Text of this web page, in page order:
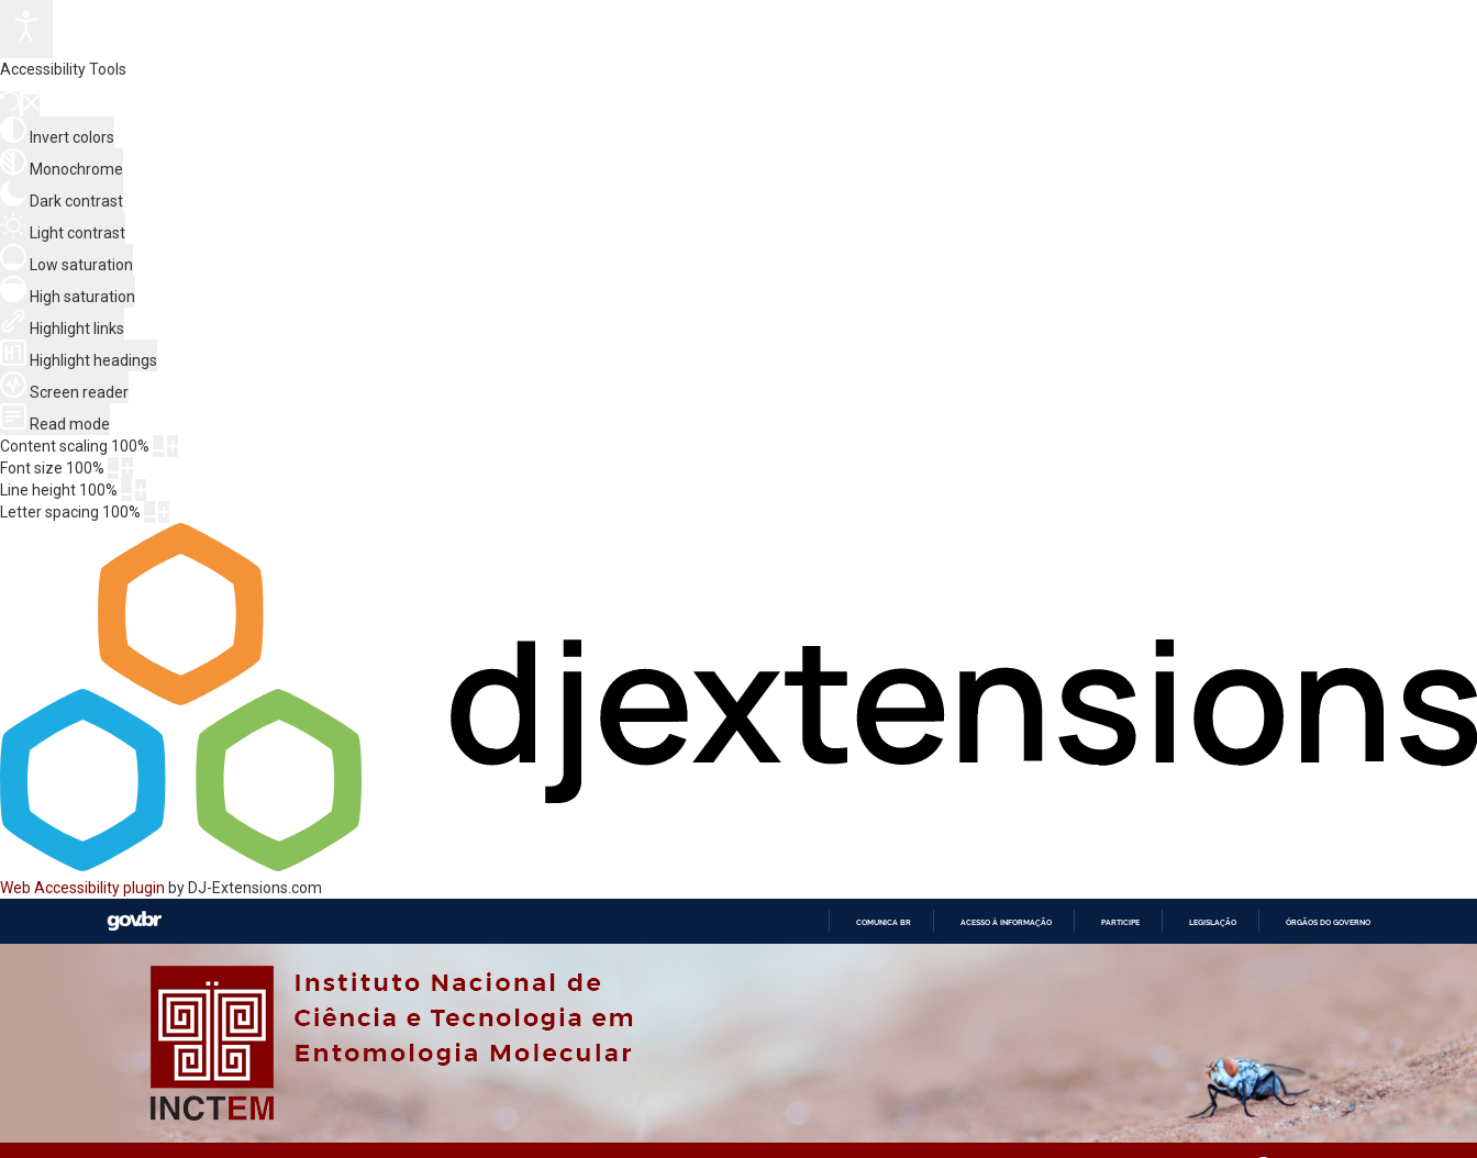
Accessibility Tools
Invert colors
Monochrome
Dark contrast
Light contrast
Low saturation
High saturation
Highlight links
Highlight headings
Screen reader
Read mode
Content scaling 100%
Font size 100%
Line height 100%
Letter spacing 100%
Web Accessibility plugin by DJ-Extensions.com
COMUNICA BR ACESSO À INFORMAÇÃO PARTICIPE LEGISLAÇÃO ÓRGÃOS DO GOVERNO